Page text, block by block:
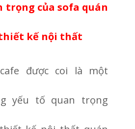
trọng của sofa quán
kế nội thất
được coi là một
yếu tố quan trọng